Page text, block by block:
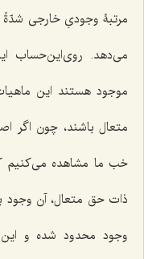
مرتبۀ وجودىِ خارجی
مى‌دهد. روى‌این‌حساب
موجود هستند این
متعال باشند، چون اگر
خب ما مشاهده مى‌کنیم
ذات حق متعال، آن وجود
وجود محدود شده و